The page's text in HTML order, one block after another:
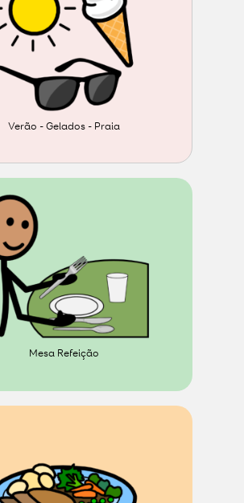
Verão - Gelados - Praia
Mesa Refeição